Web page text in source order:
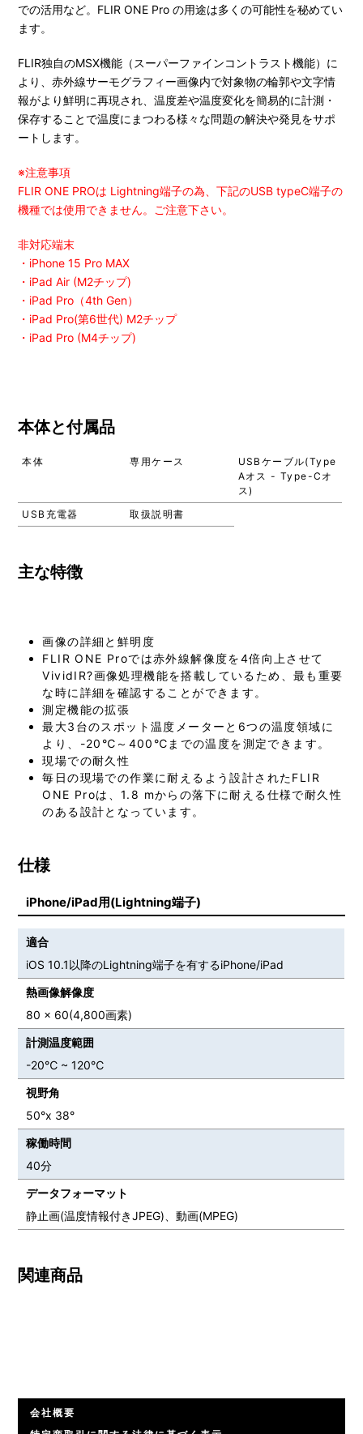
での活用など。FLIR ONE Pro の用途は多くの可能性を秘めてい
ます。
FLIR独自のMSX機能（スーパーファインコントラスト機能）に
より、赤外線サーモグラフィー画像内で対象物の輪郭や文字情
報がより鮮明に再現され、温度差や温度変化を簡易的に計測・
保存することで温度にまつわる様々な問題の解決や発見をサポ
ートします。
※注意事項
FLIR ONE PROは Lightning端子の為、下記のUSB typeC端子の
機種では使用できません。ご注意下さい。
非対応端末
・iPhone 15 Pro MAX
・iPad Air (M2チップ)
・iPad Pro（4th Gen）
・iPad Pro(第6世代) M2チップ
・iPad Pro (M4チップ)
本体と付属品
本体 専用ケース
USBケーブル(Type
Aオス - Type-Cオ
ス)
USB充電器
取扱説明書
主な特徴
画像の詳細と鮮明度
FLIR ONE Proでは赤外線解像度を4倍向上させて
VividIR?画像処理機能を搭載しているため、最も重要
な時に詳細を確認することができます。
測定機能の拡張
最大3台のスポット温度メーターと6つの温度領域に
より、-20℃～400℃までの温度を測定できます。
現場での耐久性
毎日の現場での作業に耐えるよう設計されたFLIR
ONE Proは、1.8 mからの落下に耐える仕様で耐久性
のある設計となっています。
仕様
iPhone/iPad用(Lightning端子)
適合
iOS 10.1以降のLightning端子を有するiPhone/iPad
熱画像解像度
80 x 60(4,800画素)
計測温度範囲
-20℃ ~ 120℃
視野角
50°x 38°
稼働時間
40分
データフォーマット
静止画(温度情報付きJPEG)、動画(MPEG)
関連商品
会社概要